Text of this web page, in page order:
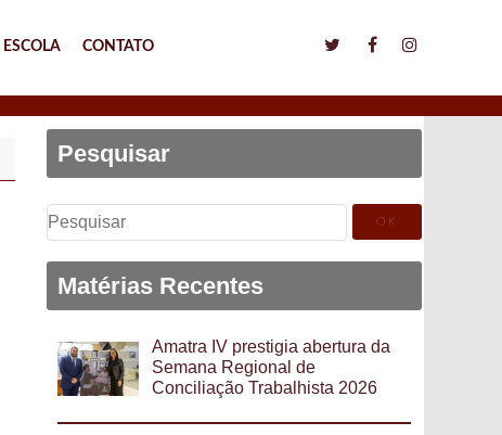
ESCOLA CONTATO
Pesquisar
Pesquisar
por:
Matérias Recentes
Amatra IV prestigia abertura da
Semana Regional de
Conciliação Trabalhista 2026